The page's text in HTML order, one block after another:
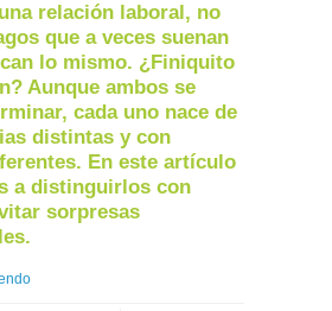
relación laboral, no
que a veces suenan
lo mismo. ¿Finiquito
Aunque ambos se
cada uno nace de
distintas y con
En este artículo
a distinguirlos con
sorpresas